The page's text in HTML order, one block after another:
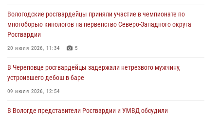
29 июля 2026, 09:08
Вологодские росгвардейцы приняли участие в чемпионате по
многоборью кинологов на первенство Северо-Западного округа
Росгвардии
20 июля 2026, 11:34 5
В Череповце росгвардейцы задержали нетрезвого мужчину,
устроившего дебош в баре
09 июля 2026, 12:54
В Вологде представители Росгвардии и УМВД обсудили